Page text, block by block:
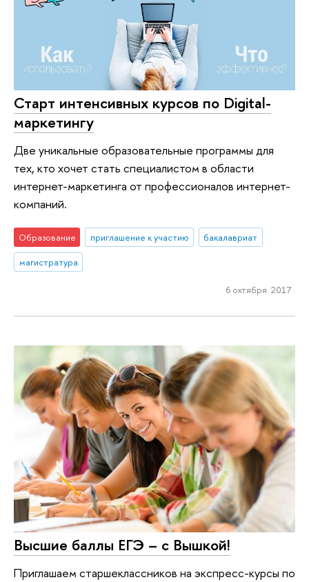
Старт интенсивных курсов по Digital-
маркетингу
Две уникальные образовательные программы для
тех, кто хочет стать специалистом в области
интернет-маркетинга от профессионалов интернет-
компаний.
Образование приглашение к участию
бакалавриат
магистратура
6 октября 2017
Высшие баллы ЕГЭ – с Вышкой!
Приглашаем старшеклассников на экспресс-курсы по